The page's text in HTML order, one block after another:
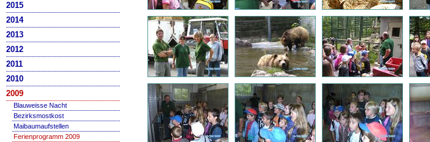
2015
2014
2013
2012
2011
2010
2009
Blauweisse Nacht
Bezirksmostkost
Maibaumaufstellen
Ferienprogramm 2009